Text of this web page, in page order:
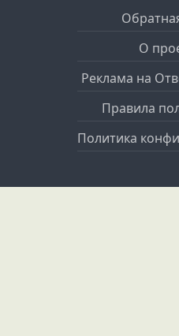
О
Реклама на
Правила
Политика